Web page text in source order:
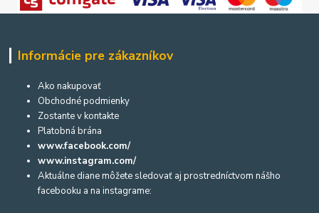
Informácie pre zákazníkov
Ako nakupovať
Obchodné podmienky
Zostante v kontakte
Platobná brána
www.facebook.com/
www.instagram.com/
Aktuálne diane môžete sledovať aj prostredníctvom nášho
facebooku a na instagrame: